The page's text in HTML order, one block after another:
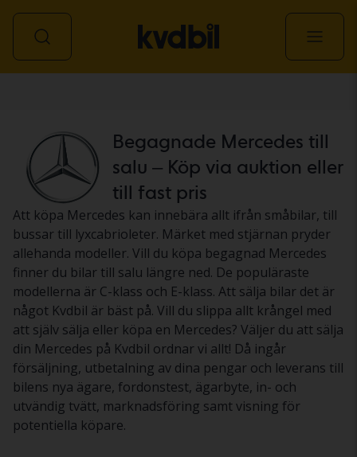
Begagnade Mercedes till
salu – Köp via auktion eller
till fast pris
Att köpa Mercedes kan innebära allt ifrån småbilar, till
bussar till lyxcabrioleter. Märket med stjärnan pryder
allehanda modeller. Vill du köpa begagnad Mercedes
finner du bilar till salu längre ned. De populäraste
modellerna är C-klass och E-klass. Att sälja bilar det är
något Kvdbil är bäst på. Vill du slippa allt krångel med
att själv sälja eller köpa en Mercedes? Väljer du att sälja
din Mercedes på Kvdbil ordnar vi allt! Då ingår
försäljning, utbetalning av dina pengar och leverans till
bilens nya ägare, fordonstest, ägarbyte, in- och
utvändig tvätt, marknadsföring samt visning för
potentiella köpare.